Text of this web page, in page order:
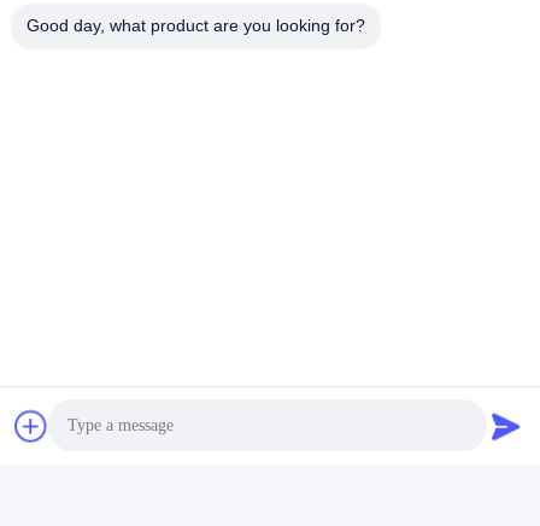
marketing@cdindustry.com
Good day, what product are you looking for?